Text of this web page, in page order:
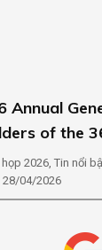
Annual
of the
họp 2026 Tin nổi
28/04/2026